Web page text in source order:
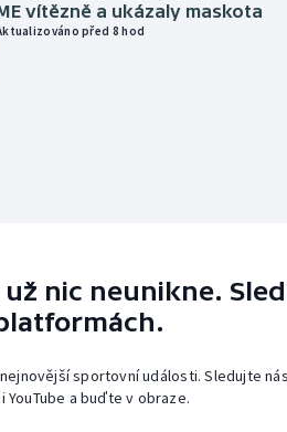
vítězně a ukázaly maskota
před 8 hod
nic neunikne.
sportovní události. Sledujte
YouTube a buďte v obraze.